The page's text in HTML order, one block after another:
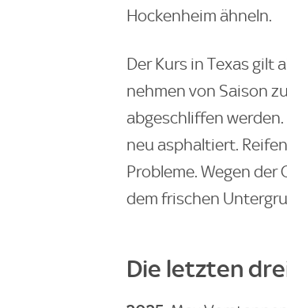
Hockenheim ähneln.
Der Kurs in Texas gilt
nehmen von Saison
abgeschliffen
neu asphaltiert.
Probleme. Wegen
dem frischen
Die letzten